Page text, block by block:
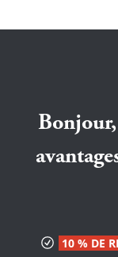
10 % DE